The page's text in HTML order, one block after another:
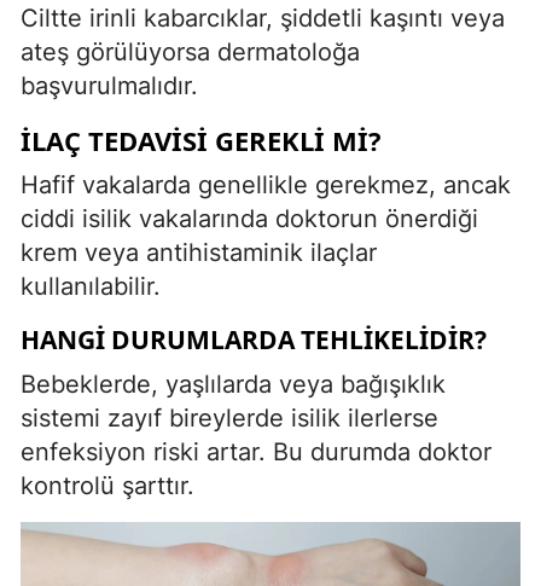
Ciltte irinli kabarcıklar, şiddetli kaşıntı veya
ateş görülüyorsa dermatoloğa
başvurulmalıdır.
İLAÇ TEDAVISI GEREKLI MI?
Hafif vakalarda genellikle gerekmez, ancak
ciddi isilik vakalarında doktorun önerdiği
krem veya antihistaminik ilaçlar
kullanılabilir.
HANGI DURUMLARDA TEHLIKELIDIR?
Bebeklerde, yaşlılarda veya bağışıklık
sistemi zayıf bireylerde isilik ilerlerse
enfeksiyon riski artar. Bu durumda doktor
kontrolü şarttır.